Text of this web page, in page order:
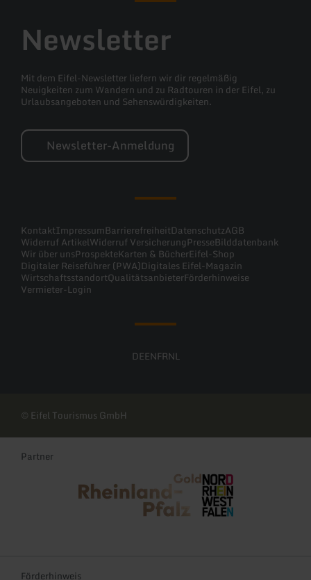
Newsletter
Mit dem Eifel-Newsletter liefern wir dir regelmäßig
Neuigkeiten zum Wandern und zu Radtouren in der Eifel, zu
Urlaubsangeboten und Sehenswürdigkeiten.
Newsletter-Anmeldung
KontaktImpressumBarrierefreiheitDatenschutzAGB
Widerruf ArtikelWiderruf VersicherungPresseBilddatenbank
Wir über unsProspekteKarten & BücherEifel-Shop
Digitaler Reiseführer (PWA)Digitales Eifel-Magazin
WirtschaftsstandortQualitätsanbieterFörderhinweise
Vermieter-Login
DEENFRNL
© Eifel Tourismus GmbH
Partner
Rheinland-Pfalz Tourismus NRW Tourismus
Förderhinweis